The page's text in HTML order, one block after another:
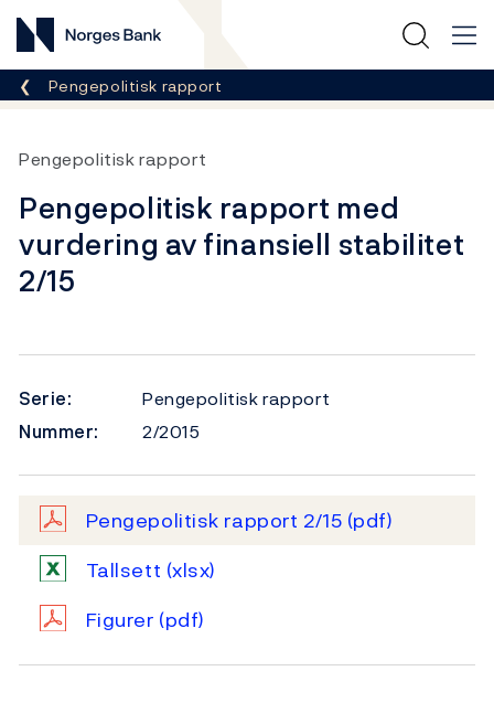
Norges Bank
Her er du nå:
Pengepolitisk rapport
Pengepolitisk rapport
Pengepolitisk rapport med
vurdering av finansiell stabilitet
2/15
Serie:
Pengepolitisk rapport
Nummer:
2/2015
Pengepolitisk rapport 2/15 (pdf)
Tallsett (xlsx)
Figurer (pdf)